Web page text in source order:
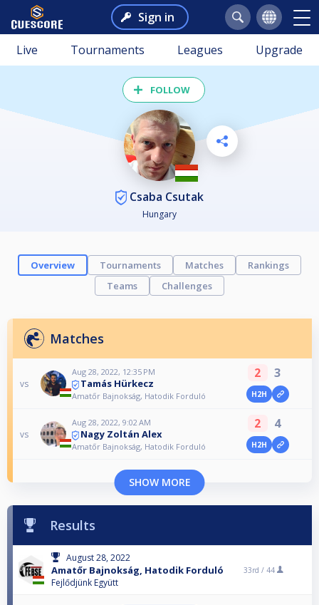
Sign in
Live Tournaments Leagues Upgrade
FOLLOW
Csaba Csutak
Hungary
Overview Tournaments Matches
Rankings
Teams
Challenges
Matches
vs
Aug 28, 2022, 12:35 PM
Tamás Hürkecz
Amatőr Bajnokság, Hatodik Forduló
2 3
H2H
vs
Aug 28, 2022, 9:02 AM
Nagy Zoltán Alex
Amatőr Bajnokság, Hatodik Forduló
2 4
H2H
SHOW MORE
Results
August 28, 2022
Amatőr Bajnokság, Hatodik Forduló
Fejlődjünk Együtt
33rd / 44